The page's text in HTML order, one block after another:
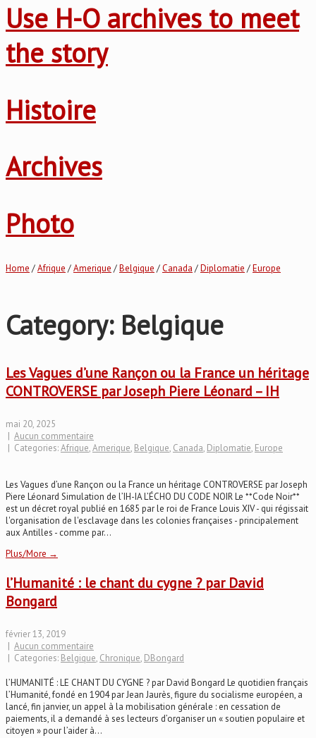
Use H-O archives to meet
the story
Histoire
Archives
Photo
Home /Afrique /Amerique /Belgique /Canada /Diplomatie /Europe
Category: Belgique
Les Vagues d’une Rançon ou la France un héritage
CONTROVERSE par Joseph Piere Léonard – IH
mai 20, 2025
| Aucun commentaire
| Categories:Afrique,Amerique, Belgique, Canada, Diplomatie, Europe
Les Vagues d’une Rançon ou la France un héritage CONTROVERSE par Joseph
Piere Léonard Simulation de l’IH-IA L’ÉCHO DU CODE NOIR Le **Code Noir**
est un décret royal publié en 1685 par le roi de France Louis XIV - qui régissait
l'organisation de l'esclavage dans les colonies françaises - principalement
aux Antilles - comme par...
Plus/More →
l’Humanité : le chant du cygne ? par David
Bongard
février 13, 2019
| Aucun commentaire
| Categories: Belgique, Chronique, DBongard
l’HUMANITÉ : LE CHANT DU CYGNE ? par David Bongard Le quotidien français
l’Humanité, fondé en 1904 par Jean Jaurès, figure du socialisme européen, a
lancé, fin janvier, un appel à la mobilisation générale : en cessation de
paiements, il a demandé à ses lecteurs d’organiser un « soutien populaire et
citoyen » pour l’aider à...